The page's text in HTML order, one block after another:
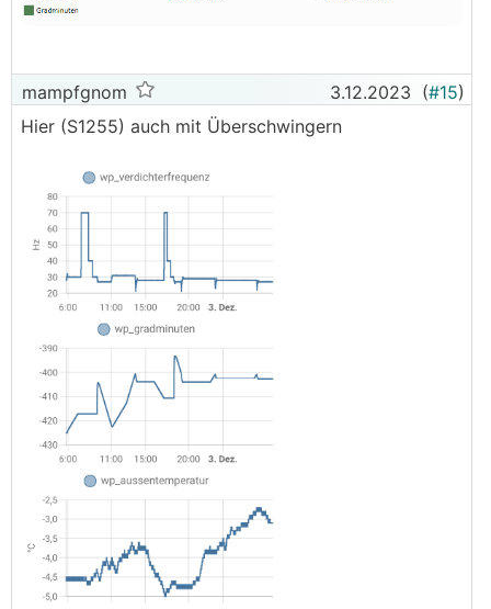
mampfgnom 3.12.2023 (#15)
Hier (S1255) auch mit Überschwingern